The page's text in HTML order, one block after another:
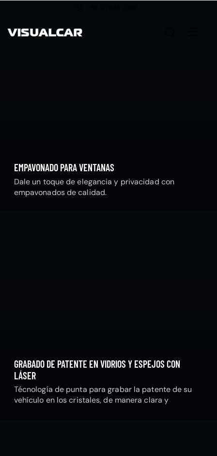
EMPAVONADO PARA VENTANAS
Dale un toque de elegancia y privacidad con
empavonados de calidad.
GRABADO DE PATENTE EN VIDRIOS Y ESPEJOS CON
LÁSER
Técnología de punta para grabar la patente de su
vehículo en los cristales, de manera clara y